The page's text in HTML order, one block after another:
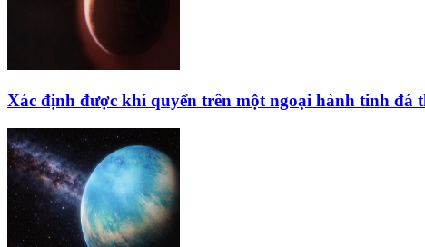
Xác định được khí quyển trên một ngoại hành tinh đá